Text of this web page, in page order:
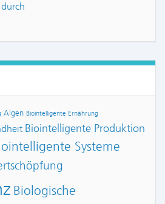
Algen Biointelligente Ernährung
Biointelligente Produktion
Systeme
Biologische